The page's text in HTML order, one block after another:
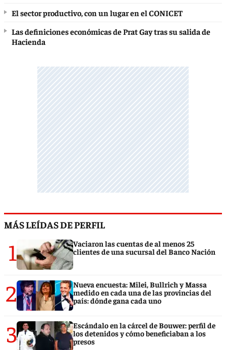
El sector productivo, con un lugar en el CONICET
Las definiciones económicas de Prat Gay tras su salida de
Hacienda
MÁS LEÍDAS DE PERFIL
1
Vaciaron las cuentas de al menos 25
clientes de una sucursal del Banco Nación
2
Nueva encuesta: Milei, Bullrich y Massa
medido en cada una de las provincias del
país: dónde gana cada uno
3
Escándalo en la cárcel de Bouwer: perfil de
los detenidos y cómo beneficiaban a los
presos